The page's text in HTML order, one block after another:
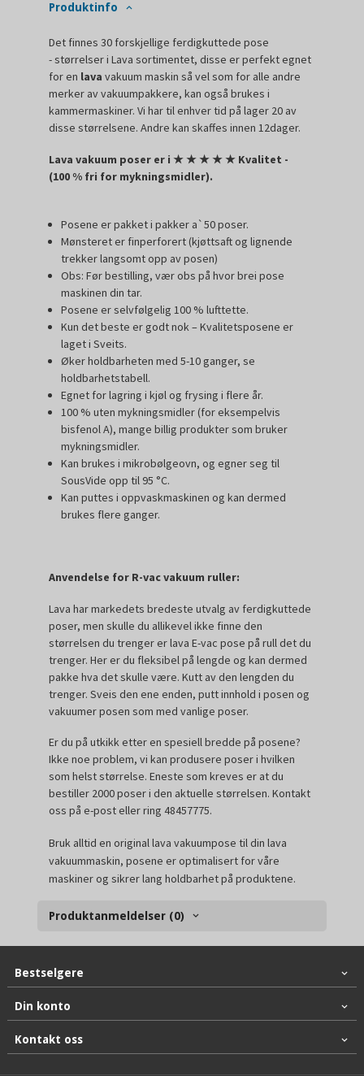
Produktinfo
Det finnes 30 forskjellige ferdigkuttede pose
- størrelser i Lava sortimentet, disse er perfekt egnet
for en lava vakuum maskin så vel som for alle andre
merker av vakuumpakkere, kan også brukes i
kammermaskiner. Vi har til enhver tid på lager 20 av
disse størrelsene. Andre kan skaffes innen 12dager.
Lava vakuum poser er i★★★★★ Kvalitet -
(100 % fri for mykningsmidler).
Posene er pakket i pakker a`50 poser.
Mønsteret er finperforert (kjøttsaft og lignende
trekker langsomt opp av posen)
Obs: Før bestilling, vær obs på hvor brei pose
maskinen din tar.
Posene er selvfølgelig 100 % lufttette.
Kun det beste er godt nok – Kvalitetsposene er
laget i Sveits.
Øker holdbarheten med 5-10 ganger, se
holdbarhetstabell.
Egnet for lagring i kjøl og frysing i flere år.
100 % uten mykningsmidler (for eksempelvis
bisfenol A), mange billig produkter som bruker
mykningsmidler.
Kan brukes i mikrobølgeovn, og egner seg til
SousVide opp til 95 °C.
Kan puttes i oppvaskmaskinen og kan dermed
brukes flere ganger.
Anvendelse for R-vac vakuum ruller:
Lava har markedets bredeste utvalg av ferdigkuttede
poser, men skulle du allikevel ikke finne den
størrelsen du trenger er lava E-vac pose på rull det du
trenger. Her er du fleksibel på lengde og kan dermed
pakke hva det skulle være. Kutt av den lengden du
trenger. Sveis den ene enden, putt innhold i posen og
vakuumer posen som med vanlige poser.
Er du på utkikk etter en spesiell bredde på posene?
Ikke noe problem, vi kan produsere poser i hvilken
som helst størrelse. Eneste som kreves er at du
bestiller 2000 poser i den aktuelle størrelsen. Kontakt
oss på e-post eller ring 48457775.
Bruk alltid en original lava vakuumpose til din lava
vakuummaskin, posene er optimalisert for våre
maskiner og sikrer lang holdbarhet på produktene.
Produktanmeldelser (0)
Bestselgere
Din konto
Kontakt oss